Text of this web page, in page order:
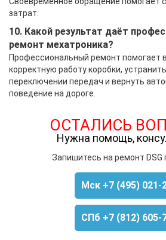
затрат.
10. Какой результат даёт
ремонт мехатроника?
Профессиональный ремонт помогает
корректную работу коробки,
переключении передач и вернуть
поведение на дороге.
ОСТАЛИСЬ
Нужна помощь,
Запишитесь на ремонт DSG
Мск +7 (495) 021-
СПб +7 (812) 605-